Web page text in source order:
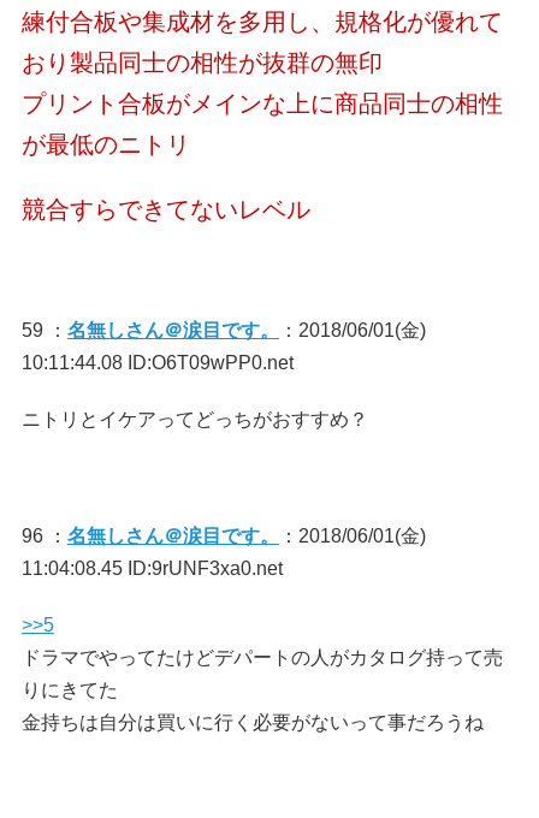
練付合板や集成材を多用し、規格化が優れて
おり製品同士の相性が抜群の無印
プリント合板がメインな上に商品同士の相性
が最低のニトリ
競合すらできてないレベル
59 ： 名無しさん＠涙目です。
：2018/06/01(金)
10:11:44.08 ID:O6T09wPP0.net
ニトリとイケアってどっちがおすすめ？
96 ： 名無しさん＠涙目です。
：2018/06/01(金)
11:04:08.45 ID:9rUNF3xa0.net
>>5
ドラマでやってたけどデパートの人がカタログ持って売
りにきてた
金持ちは自分は買いに行く必要がないって事だろうね